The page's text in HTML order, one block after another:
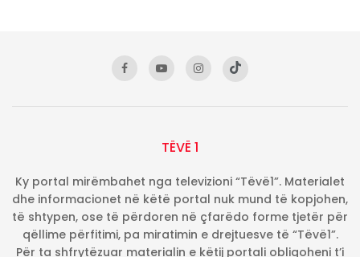
TËVË 1
Ky portal mirëmbahet nga televizioni “Tëvë1”. Materialet
dhe informacionet në këtë portal nuk mund të kopjohen,
të shtypen, ose të përdoren në çfarëdo forme tjetër për
qëllime përfitimi, pa miratimin e drejtuesve të “Tëvë1”.
Për ta shfrytëzuar materialin e këtij portali obligoheni t’i